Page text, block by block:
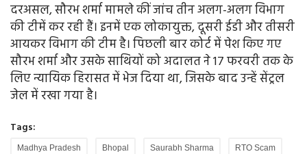
दरअसल, सौरभ शर्मा मामले कीं जांच तीन अलग-अलग विभाग
की टीमें कर रही हैं। इनमें एक लोकायुक्त, दूसरी ईडी और तीसरी
आयकर विभाग की टीम है। पिछली बार कोर्ट में पेश किए गए
सौरभ शर्मा और उसके साथियों को अदालत ने 17 फरवरी तक के
लिए न्यायिक हिरासत में भेज दिया था, जिसके बाद उन्हें सेंट्रल
जेल में रखा गया है।
Tags:
Madhya Pradesh Bhopal Saurabh Sharma RTO Scam